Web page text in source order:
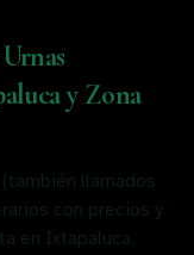
y Zona
llamados
con precios y
en Ixtapaluca,